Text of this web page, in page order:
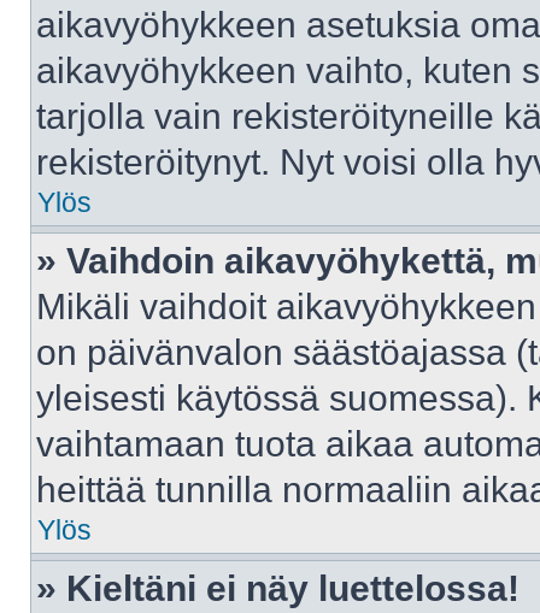
aikavyöhykkeen asetuksia
aikavyöhykkeen vaihto, kuten
tarjolla vain rekisteröityneille
rekisteröitynyt. Nyt voisi olla
Ylös
» Vaihdoin aikavyöhykettä,
Mikäli vaihdoit
on päivänvalon säästöajassa
yleisesti käytössä suomessa).
vaihtamaan tuota aikaa
heittää tunnilla normaaliin
Ylös
» Kieltäni ei näy luettelossa!